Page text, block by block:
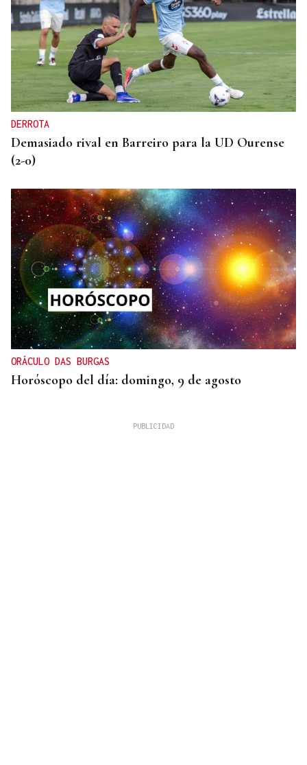
DERROTA
Demasiado rival en Barreiro para la UD Ourense
(2-0)
ORÁCULO DAS BURGAS
Horóscopo del día: domingo, 9 de agosto